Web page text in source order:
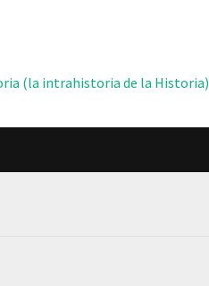
(la intrahistoria de la Historia)